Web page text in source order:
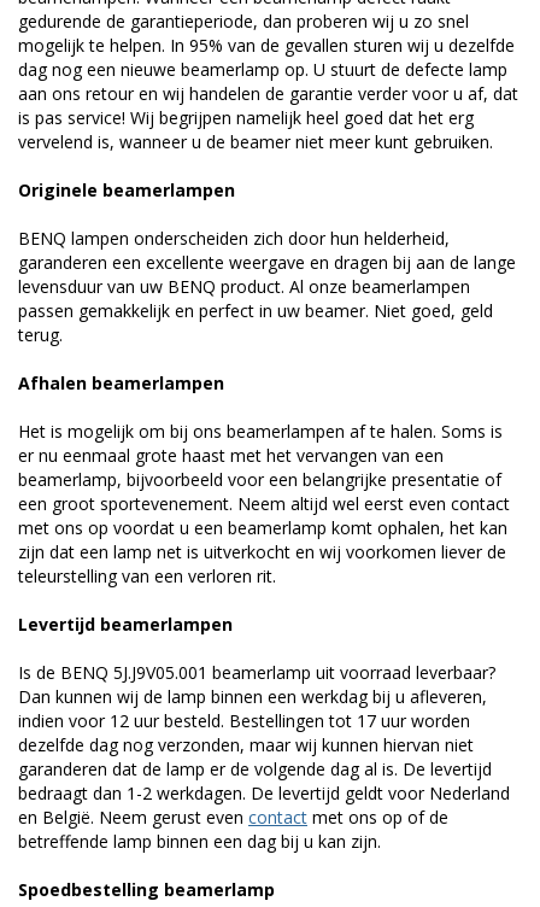
gedurende de garantieperiode, dan proberen wij u zo snel
mogelijk te helpen. In 95% van de gevallen sturen wij u dezelfde
dag nog een nieuwe beamerlamp op. U stuurt de defecte lamp
aan ons retour en wij handelen de garantie verder voor u af, dat
is pas service! Wij begrijpen namelijk heel goed dat het erg
vervelend is, wanneer u de beamer niet meer kunt gebruiken.
Originele beamerlampen
BENQ lampen onderscheiden zich door hun helderheid,
garanderen een excellente weergave en dragen bij aan de lange
levensduur van uw BENQ product. Al onze beamerlampen
passen gemakkelijk en perfect in uw beamer. Niet goed, geld
terug.
Afhalen beamerlampen
Het is mogelijk om bij ons beamerlampen af te halen. Soms is
er nu eenmaal grote haast met het vervangen van een
beamerlamp, bijvoorbeeld voor een belangrijke presentatie of
een groot sportevenement. Neem altijd wel eerst even contact
met ons op voordat u een beamerlamp komt ophalen, het kan
zijn dat een lamp net is uitverkocht en wij voorkomen liever de
teleurstelling van een verloren rit.
Levertijd beamerlampen
Is de BENQ 5J.J9V05.001 beamerlamp uit voorraad leverbaar?
Dan kunnen wij de lamp binnen een werkdag bij u afleveren,
indien voor 12 uur besteld. Bestellingen tot 17 uur worden
dezelfde dag nog verzonden, maar wij kunnen hiervan niet
garanderen dat de lamp er de volgende dag al is. De levertijd
bedraagt dan 1-2 werkdagen. De levertijd geldt voor Nederland
en België. Neem gerust even contact met ons op of de
betreffende lamp binnen een dag bij u kan zijn.
Spoedbestelling beamerlamp